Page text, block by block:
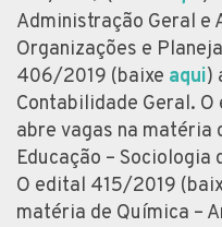
Administração Geral e
Organizações e
406/2019 (baixe aqui)
Contabilidade Geral.
abre vagas na matéria
Educação – Sociologia
O edital 415/2019
matéria de Química –